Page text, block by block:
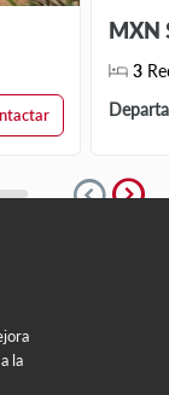
MXN
3
expand_circle_downexpand_circle_right
la